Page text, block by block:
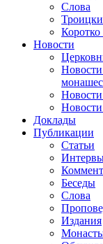
Слова
Коротко
Новости
Доклады
Публикации
Статьи
Беседы
Слова
Издания